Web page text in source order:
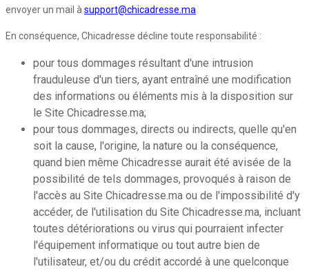
envoyer un mail àsupport@chicadresse.ma
En conséquence, Chicadresse décline toute responsabilité :
pour tous dommages résultant d'une intrusion
frauduleuse d'un tiers, ayant entraîné une modification
des informations ou éléments mis à la disposition sur
le Site Chicadresse.ma;
pour tous dommages, directs ou indirects, quelle qu'en
soit la cause, l'origine, la nature ou la conséquence,
quand bien même Chicadresse aurait été avisée de la
possibilité de tels dommages, provoqués à raison de
l'accès au Site Chicadresse.ma ou de l'impossibilité d'y
accéder, de l'utilisation du Site Chicadresse.ma, incluant
toutes détériorations ou virus qui pourraient infecter
l'équipement informatique ou tout autre bien de
l'utilisateur, et/ou du crédit accordé à une quelconque